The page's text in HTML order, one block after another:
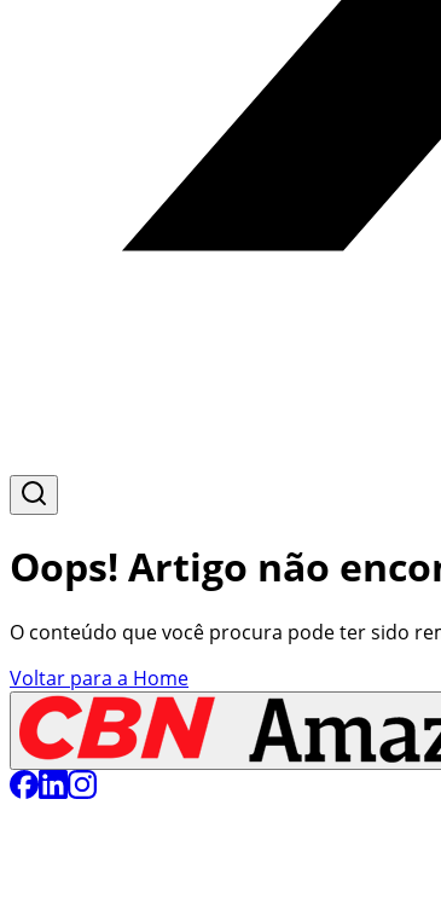
Oops! Artigo não
O conteúdo que você procura pode ter sido
Voltar para a Home